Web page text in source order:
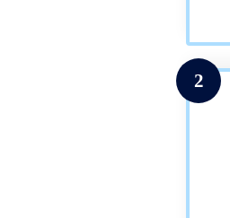
2